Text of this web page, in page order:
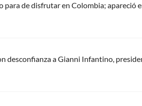
para de disfrutar en Colombia; apareció
desconfianza a Gianni Infantino,